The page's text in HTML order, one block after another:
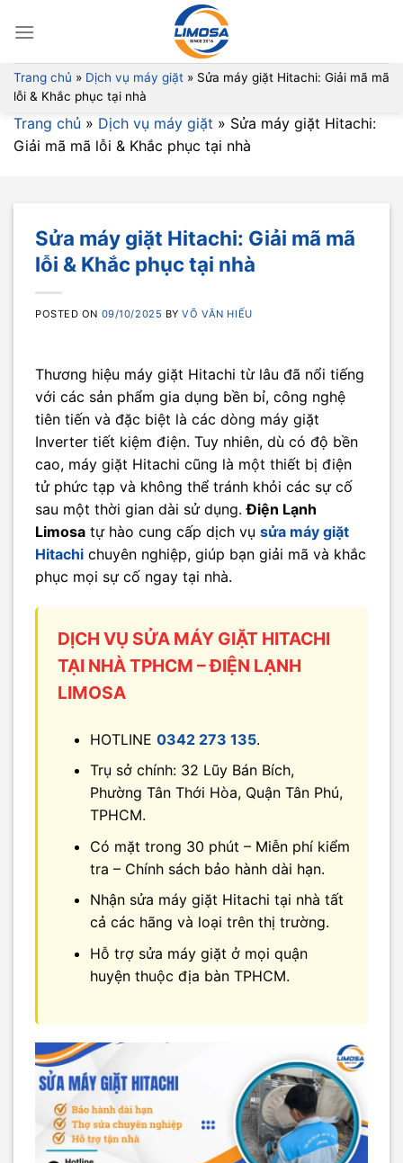
Trang chủ » Dịch vụ máy giặt » Sửa máy giặt Hitachi: Giải mã mã
lỗi & Khắc phục tại nhà
Trang chủ » Dịch vụ máy giặt » Sửa máy giặt Hitachi:
Giải mã mã lỗi & Khắc phục tại nhà
Sửa máy giặt Hitachi: Giải mã mã
lỗi & Khắc phục tại nhà
POSTED ON 09/10/2025 BYVÕ VĂN HIẾU
Thương hiệu máy giặt Hitachi từ lâu đã nổi tiếng
với các sản phẩm gia dụng bền bỉ, công nghệ
tiên tiến và đặc biệt là các dòng máy giặt
Inverter tiết kiệm điện. Tuy nhiên, dù có độ bền
cao, máy giặt Hitachi cũng là một thiết bị điện
tử phức tạp và không thể tránh khỏi các sự cố
sau một thời gian dài sử dụng.Điện Lạnh
Limosa tự hào cung cấp dịch vụ sửa máy giặt
Hitachi chuyên nghiệp, giúp bạn giải mã và khắc
phục mọi sự cố ngay tại nhà.
DỊCH VỤ SỬA MÁY GIẶT HITACHI
TẠI NHÀ TPHCM – ĐIỆN LẠNH
LIMOSA
HOTLINE 0342 273 135.
Trụ sở chính: 32 Lũy Bán Bích,
Phường Tân Thới Hòa, Quận Tân Phú,
TPHCM.
Có mặt trong 30 phút – Miễn phí kiểm
tra – Chính sách bảo hành dài hạn.
Nhận sửa máy giặt Hitachi tại nhà tất
cả các hãng và loại trên thị trường.
Hỗ trợ sửa máy giặt ở mọi quận
huyện thuộc địa bàn TPHCM.